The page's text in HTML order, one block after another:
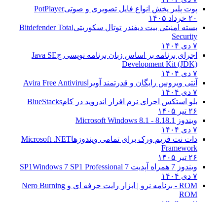
پوت پلیر پخش انواع فایل تصویری و صوتیPotPlayer
بسته امنیتی بیت دیفندر توتال سکوریتیBitdefender Total
Security
اجرای برنامه بر اساس زبان برنامه نویسی جJava SE
Development Kit (JDK)
آنتی ویروس رایگان و قدرتمند آویراAvira Free Antivirus
بلو استکس اجرای نرم افزار اندروید در کامBlueStacks
۲۶ تیر ۱۴۰۵
ویندوز 8.18.1 - Microsoft Windows 8.1
دات نت فریم ورک برای تمامی ویندوزها Microsoft .NET
Framework
۲۶ تیر ۱۴۰۵
ویندوز 7 همراه آپدیت 7 SP1
Windows 7 SP1 Professional
ROM - برنامه نرو | ابزار رایت حرفه ای و
Nero Burning
ROM